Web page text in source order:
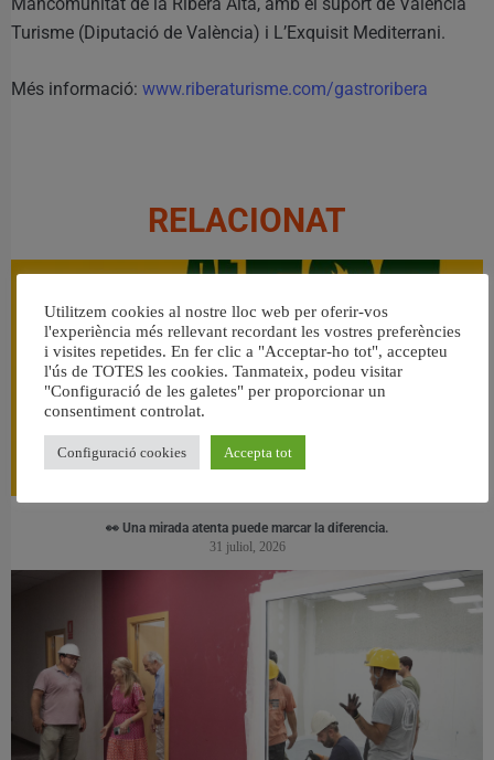
Turisme (Diputació de València) i L’Exquisit Mediterrani.
Més informació: www.riberaturisme.com/gastroribera
RELACIONAT
👀 Una mirada atenta puede marcar la diferencia.
31 juliol, 2026
Utilitzem cookies al nostre lloc web per oferir-vos
l'experiència més rellevant recordant les vostres preferències
i visites repetides. En fer clic a "Acceptar-ho tot", accepteu
l'ús de TOTES les cookies. Tanmateix, podeu visitar
"Configuració de les galetes" per proporcionar un
consentiment controlat.
Configuració cookies Accepta tot